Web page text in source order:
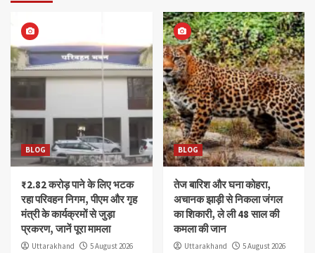
BLOG
₹2.82 करोड़ पाने के लिए भटक
रहा परिवहन निगम, पीएम और गृह
मंत्री के कार्यक्रमों से जुड़ा
प्रकरण, जानें पूरा मामला
Uttarakhand
5 August 2026
BLOG
तेज बारिश और घना कोहरा,
अचानक झाड़ी से निकला जंगल
का शिकारी, ले ली 48 साल की
कमला की जान
Uttarakhand
5 August 2026